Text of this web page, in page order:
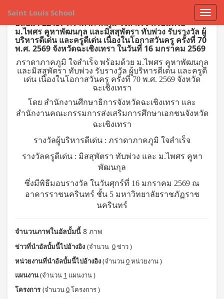
Saint Louis School
อัลบั้ม : 22437 ภราดาภาคภูมิ ใจสำเร็จ พร้อมด้วย
ม.ไพศร คูหาพัฒนกุล และมิสสุพัตรา ทับพ่วง รับรางวัล ผู้
บริหารดีเด่น และครูดีเด่น เนื่องในโอกาสวันครู ครั้งที่ 70
พ.ศ. 2569 จังหวัดฉะเชิงเทรา ในวันที่ 16 มกราคม 2569
ภราดาภาคภูมิ ใจสำเร็จ พร้อมด้วย ม.ไพศร คูหาพัฒนกุล
และมิสสุพัตรา ทับพ่วง รับรางวัล ผู้บริหารดีเด่น และครูดี
เด่น เนื่องในโอกาสวันครู ครั้งที่ 70 พ.ศ. 2569 จังหวัด
ฉะเชิงเทรา
โดย สำนักงานศึกษาธิการจังหวัดฉะเชิงเทรา และ
สำนักงานคณะกรรมการส่งเสริมการศึกษาเอกชนจังหวัด
ฉะเชิงเทรา
รางวัลผู้บริหารดีเด่น : ภราดาภาคภูมิ ใจสำเร็จ
รางวัลครูดีเด่น : มิสสุพัตรา ทับพ่วง และ ม.ไพศร คูหา
พัฒนกุล
ซึ่งมีพิธีมอบรางวัล ในวันศุกร์ที่ 16 มกราคม 2569 ณ
อาคารราชนครินทร์ ชั้น 5 มหาวิทยาลัยราชภัฏราช
นครินทร์
จำนวนภาพในอัลบั้มนี้ 8 ภาพ
ข่าวที่นำอัลบั้มนี้ไปอ้างอิง (จำนวน 0ข่าว )
หน่วยงานที่นำอัลบั้มนี้ไปอ้างอิง(จำนวน0หน่วยงาน )
แผนงาน(จำนวน 1 แผนงาน )
โครงการ (จำนวน0โครงการ )